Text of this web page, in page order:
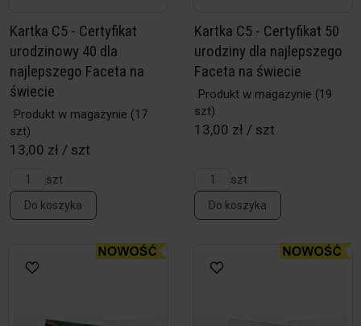
Kartka C5 - Certyfikat
urodzinowy 40 dla
najlepszego Faceta na
świecie
Produkt w magazynie (17
szt)
13,00 zł / szt
szt
Do koszyka
Kartka C5 - Certyfikat 50
urodziny dla najlepszego
Faceta na świecie
Produkt w magazynie (19
szt)
13,00 zł / szt
szt
Do koszyka